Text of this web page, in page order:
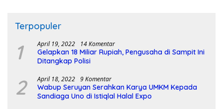
Terpopuler
1 April 19, 2022 14 Komentar
Gelapkan 18 Miliar Rupiah, Pengusaha di Sampit Ini
Ditangkap Polisi
2 April 18, 2022 9 Komentar
Wabup Seruyan Serahkan Karya UMKM Kepada
Sandiaga Uno di Istiqlal Halal Expo